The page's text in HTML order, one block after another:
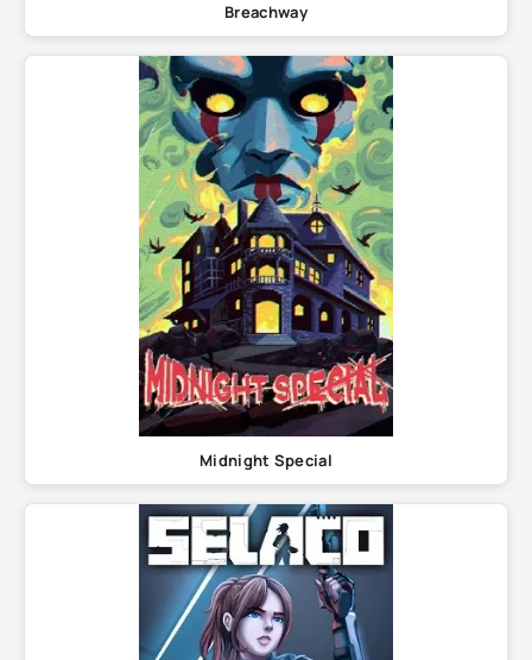
Breachway
Midnight Special